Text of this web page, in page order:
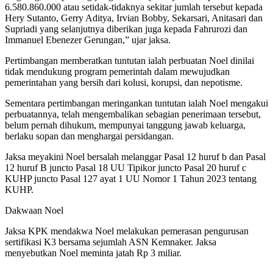
6.580.860.000 atau setidak-tidaknya sekitar jumlah tersebut kepada
Hery Sutanto, Gerry Aditya, Irvian Bobby, Sekarsari, Anitasari dan
Supriadi yang selanjutnya diberikan juga kepada Fahrurozi dan
Immanuel Ebenezer Gerungan,” ujar jaksa.
Pertimbangan memberatkan tuntutan ialah perbuatan Noel dinilai
tidak mendukung program pemerintah dalam mewujudkan
pemerintahan yang bersih dari kolusi, korupsi, dan nepotisme.
Sementara pertimbangan meringankan tuntutan ialah Noel mengakui
perbuatannya, telah mengembalikan sebagian penerimaan tersebut,
belum pernah dihukum, mempunyai tanggung jawab keluarga,
berlaku sopan dan menghargai persidangan.
Jaksa meyakini Noel bersalah melanggar Pasal 12 huruf b dan Pasal
12 huruf B juncto Pasal 18 UU Tipikor juncto Pasal 20 huruf c
KUHP juncto Pasal 127 ayat 1 UU Nomor 1 Tahun 2023 tentang
KUHP.
Dakwaan Noel
Jaksa KPK mendakwa Noel melakukan pemerasan pengurusan
sertifikasi K3 bersama sejumlah ASN Kemnaker. Jaksa
menyebutkan Noel meminta jatah Rp 3 miliar.